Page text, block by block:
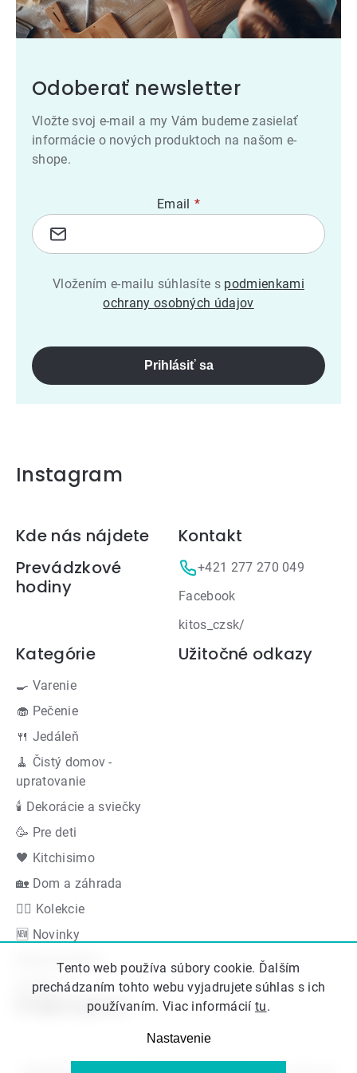
Tento web používa súbory cookie. Ďalším
prechádzaním tohto webu vyjadrujete súhlas s ich
používaním. Viac informácií tu.
Nastavenie
Odoberať newsletter
Vložte svoj e-mail a my Vám budeme zasielať
informácie o nových produktoch na našom e-
shope.
Email
Vložením e-mailu súhlasíte s podmienkami
ochrany osobných údajov
Prihlásiť sa
Instagram
Zápätie
Kde nás nájdete
Prevádzkové
hodiny
Kontakt
+421 277 270 049
Facebook
kitos_czsk/
Kategórie
🍳 Varenie
🧁 Pečenie
🍴 Jedáleň
🧹 Čistý domov -
upratovanie
🕯 Dekorácie a sviečky
🥳 Pre deti
🖤 Kitchisimo
🏡 Dom a záhrada
👍🏻 Kolekcie
🆕 Novinky
Akčná ponuka
Značky
Užitočné odkazy
Podporujeme